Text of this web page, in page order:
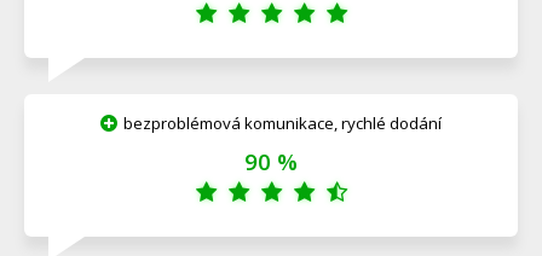
bezproblémová komunikace, rychlé dodání
90 %